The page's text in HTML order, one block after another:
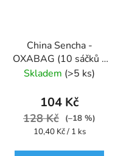
China Sencha -
OXABAG (10 sáčků x
4g) - Oxalis
Skladem (>5 ks)
104 Kč
128 Kč
(–18 %)
Měrná
10,40 Kč / 1 ks